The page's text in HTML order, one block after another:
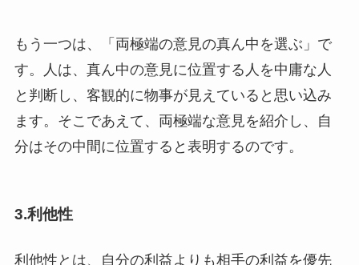
もう一つは、「両極端の意見の真ん中を選ぶ」で
す。人は、真ん中の意見に位置する人を中庸な人
と判断し、客観的に物事が見えていると思い込み
ます。そこであえて、両極端な意見を紹介し、自
分はその中間に位置すると表明するのです。
3.利他性
利他性とは、自分の利益よりも相手の利益を優先